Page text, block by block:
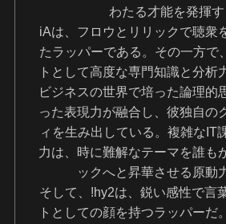
わたる才能を発揮す
iAは、フロウとリリックで聴衆
たラッパーである。その一方で
トとして高度な専門知識と分析
ビジネスの世界で培った論理的
った表現力が融合し、彼独自の
ィを生み出している。複雑なIT
力は、時に難解なテーマを誰も
ックへと昇華させる原動
そして、!hy2は、鋭い感性で言
トとしての顔を持つラッパーだ